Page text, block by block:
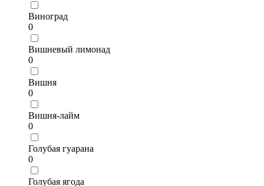
Виноград
0
Вишневый лимонад
0
Вишня
0
Вишня-лайм
0
Голубая гуарана
0
Голубая ягода